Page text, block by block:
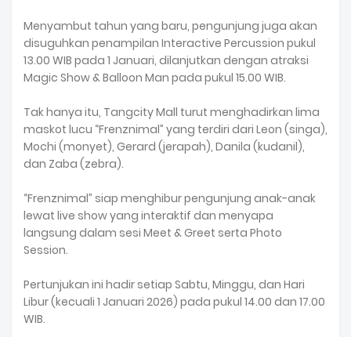
Menyambut tahun yang baru, pengunjung juga akan
disuguhkan penampilan Interactive Percussion pukul
13.00 WIB pada 1 Januari, dilanjutkan dengan atraksi
Magic Show & Balloon Man pada pukul 15.00 WIB.
Tak hanya itu, Tangcity Mall turut menghadirkan lima
maskot lucu “Frenznimal” yang terdiri dari Leon (singa),
Mochi (monyet), Gerard (jerapah), Danila (kudanil),
dan Zaba (zebra).
“Frenznimal” siap menghibur pengunjung anak-anak
lewat live show yang interaktif dan menyapa
langsung dalam sesi Meet & Greet serta Photo
Session.
Pertunjukan ini hadir setiap Sabtu, Minggu, dan Hari
Libur (kecuali 1 Januari 2026) pada pukul 14.00 dan 17.00
WIB.